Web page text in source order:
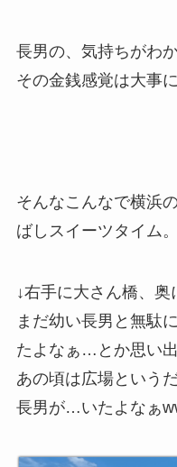
長男の、気持ちがわ
その金銭感覚は大事
そんなこんなで横浜
ばしスイーツタイム。
↓右手に大さん橋、
まだ幼い長男と無駄
たよなぁ…とか思い出
あの頃は広場という
長男が…いたよなぁ